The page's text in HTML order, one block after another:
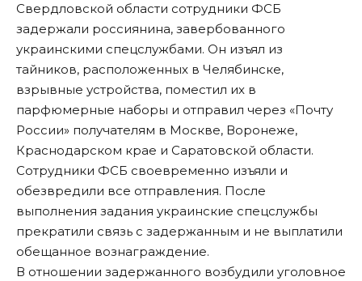
Свердловской области сотрудники ФСБ
задержали россиянина, завербованного
украинскими спецслужбами. Он изъял из
тайников, расположенных в Челябинске,
взрывные устройства, поместил их в
парфюмерные наборы и отправил через «Почту
России» получателям в Москве, Воронеже,
Краснодарском крае и Саратовской области.
Сотрудники ФСБ своевременно изъяли и
обезвредили все отправления. После
выполнения задания украинские спецслужбы
прекратили связь с задержанным и не выплатили
обещанное вознаграждение.
В отношении задержанного возбудили уголовное